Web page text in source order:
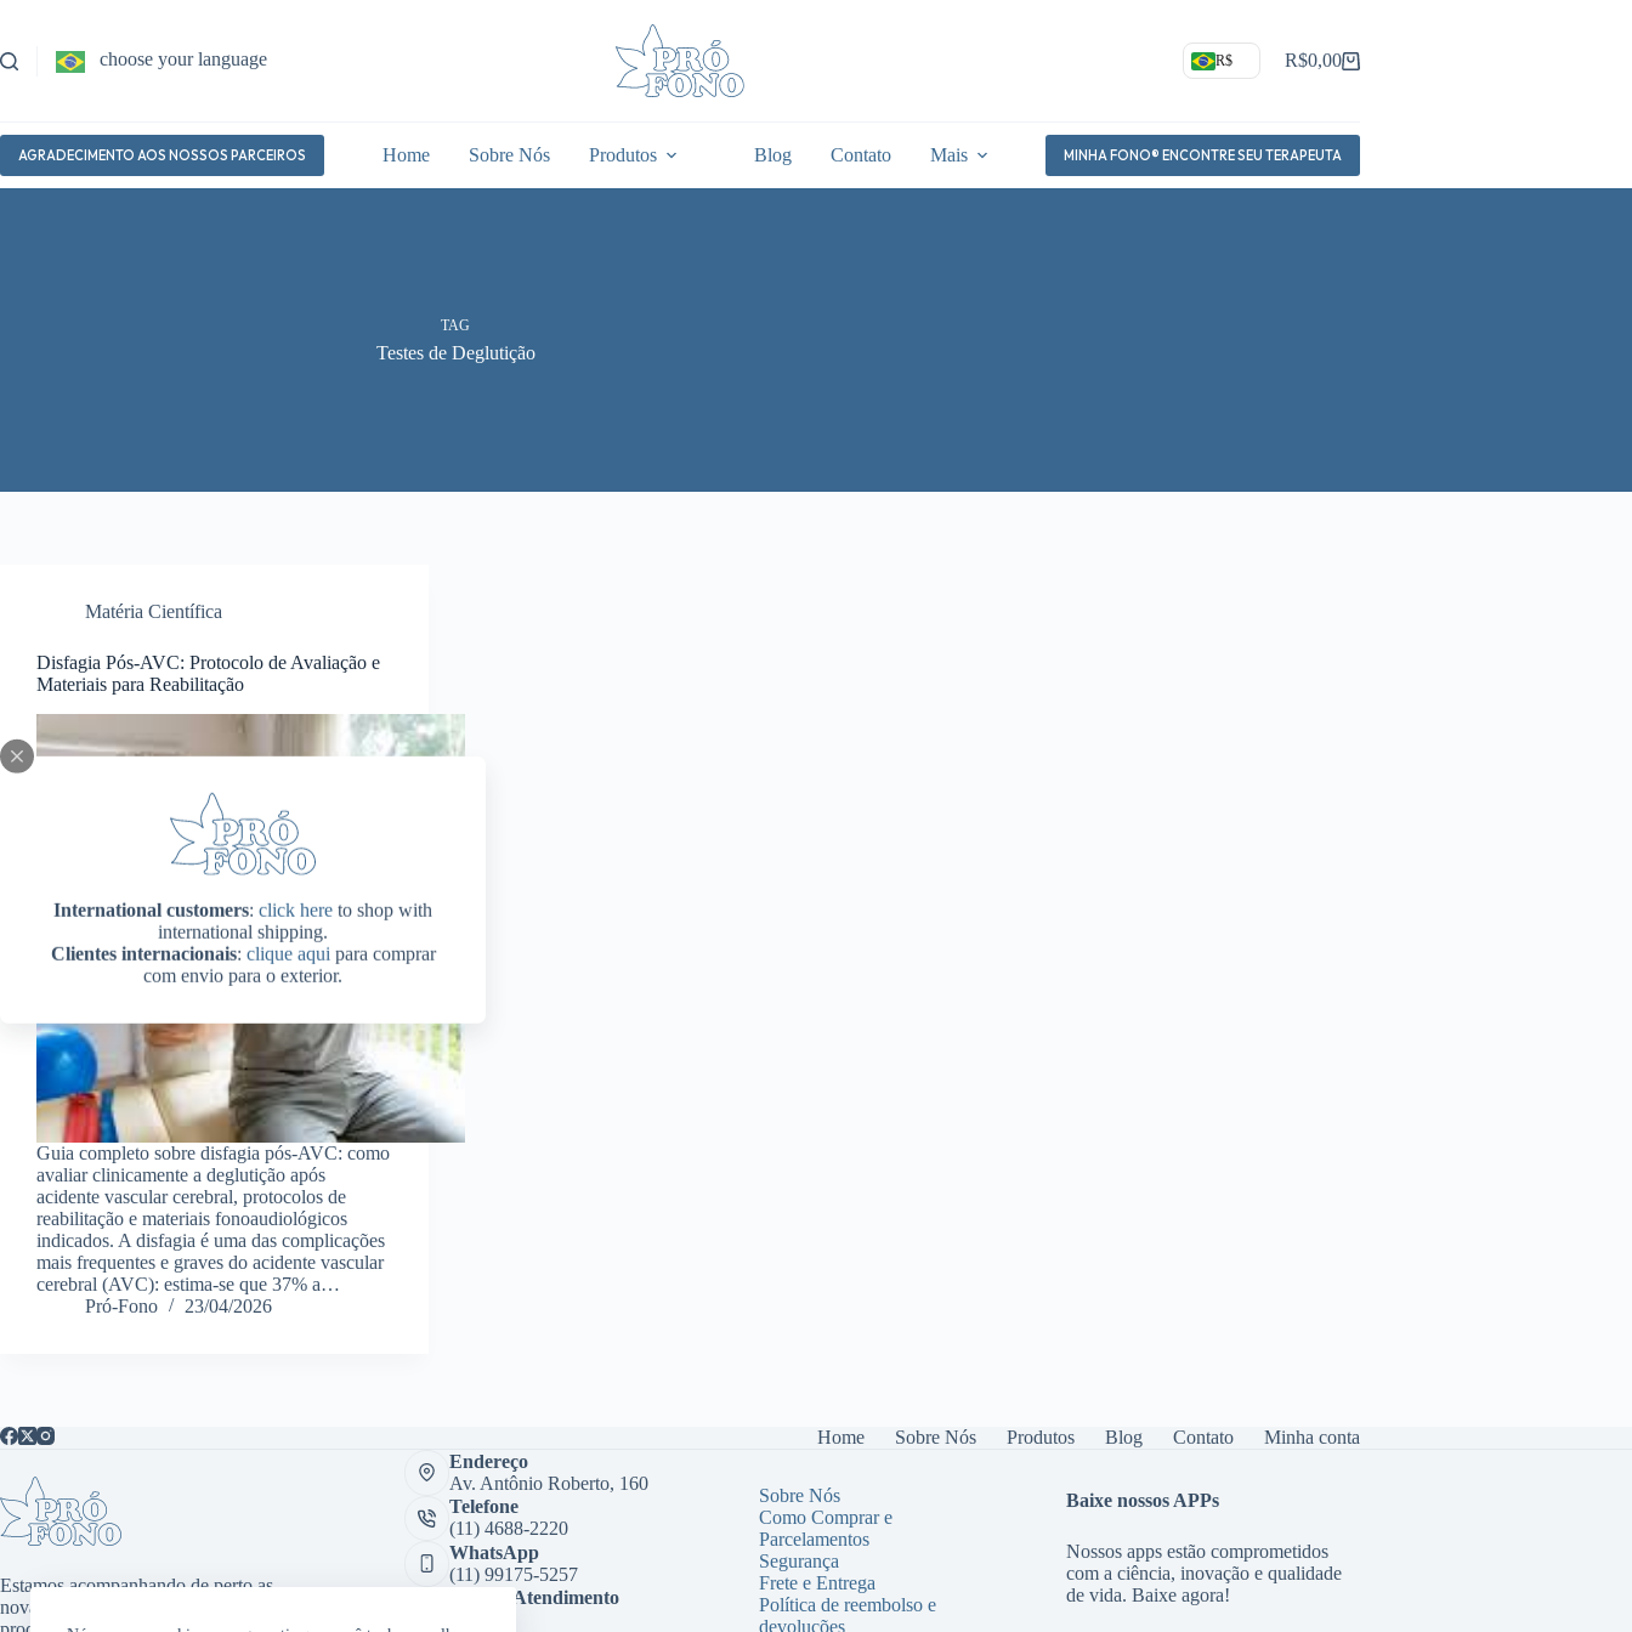
o
conteúdo
International customers: click here to shop with
international shipping.
Clientes internacionais: clique aqui para comprar
com envio para o exterior.
choose your language R$ Carrinho
R$0,00
AGRADECIMENTO AOS NOSSOS PARCEIROS Home Sobre Nós Produtos Blog Contato Mais MINHA FONO® ENCONTRE SEU TERAPEUTA
TAG
Testes de Deglutição
Matéria Científica
Disfagia Pós-AVC: Protocolo de Avaliação e
Materiais para Reabilitação
Guia completo sobre disfagia pós-AVC: como
avaliar clinicamente a deglutição após
acidente vascular cerebral, protocolos de
reabilitação e materiais fonoaudiológicos
indicados. A disfagia é uma das complicações
mais frequentes e graves do acidente vascular
cerebral (AVC): estima-se que 37% a…
Pró-Fono
23/04/2026
Home Sobre Nós Produtos Blog Contato Minha conta
Estamos acompanhando de perto as
novas tecnologias, desenvolvendo
Endereço
Av. Antônio Roberto, 160
Telefone
(11) 4688-2220
WhatsApp
(11) 99175-5257
Sala de Atendimento
Sobre Nós
Como Comprar e
Parcelamentos
Segurança
Frete e Entrega
Política de reembolso e
devoluções
Baixe nossos APPs
Nossos apps estão comprometidos
com a ciência, inovação e qualidade
de vida. Baixe agora!